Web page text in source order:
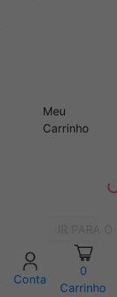
Meu
Carrinho
Conta
0
Carrinho